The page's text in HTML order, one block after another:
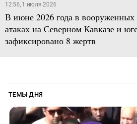
12:56, 1 июля 2026
В июне 2026 года в вооруженных
атаках на Северном Кавказе и
зафиксировано 8 жертв
ТЕМЫ ДНЯ